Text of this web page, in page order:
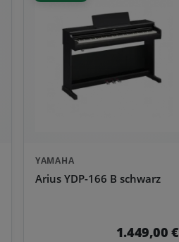
YAMAHA
Arius YDP-166 B schwarz
1.449,00 €